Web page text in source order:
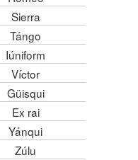
Sierra
Tángo
Iúniform
Víctor
Güisqui
Ex rai
Yánqui
Zúlu